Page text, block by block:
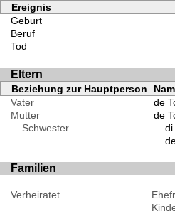
Ereignis
Geburt
Beruf
Tod
Eltern
Beziehung zur Hauptperson
Vater
de
Mutter
de
Schwester
di
Familien
Verheiratet